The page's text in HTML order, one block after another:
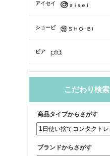
アイセイ
ショービ
ピア
こだわり検索
商品タイプからさがす
ブランドからさがす